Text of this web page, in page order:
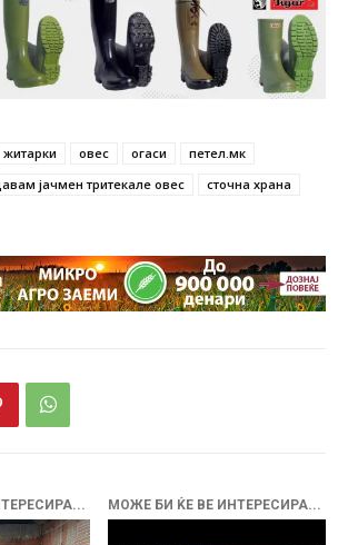
житарки овес огаси
петел.мк
јачмен тритекале овес
сточна храна
МОЖЕ БИ ЌЕ ВЕ ИНТЕРЕСИРА...